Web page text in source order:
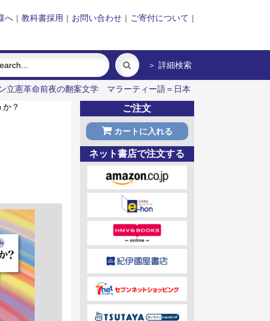
へ | 教科書採用 | お問い合わせ | ご寄付について |
＞ 詳細検索
立憲革命前夜の翻案文学
マラーティー語＝日本
か？ ご注文
カートに入れる
ネット書店で注文する